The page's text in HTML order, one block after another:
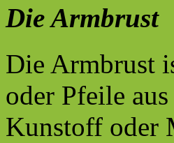
Die Armbrust
Die Armbrust
oder Pfeile
Kunstoff oder